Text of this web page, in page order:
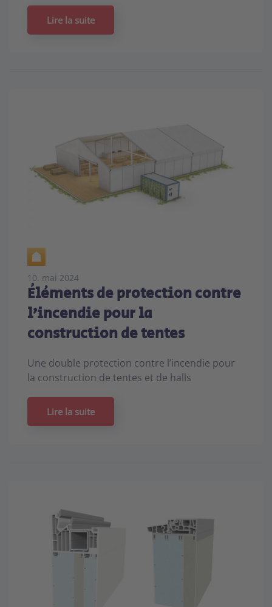
Lire la suite
10. mai 2024
Éléments de protection contre
l’incendie pour la
construction de tentes
Une double protection contre l’incendie pour
la construction de tentes et de halls
Lire la suite